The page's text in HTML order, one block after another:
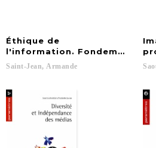
Éthique de
l'information. Fondements et
Saint-Jean, Armande